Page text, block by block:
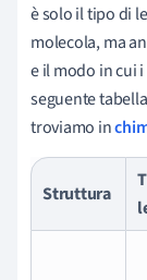
è solo il tipo di
molecola, ma
e il modo in cui
seguente
troviamo in
Struttura